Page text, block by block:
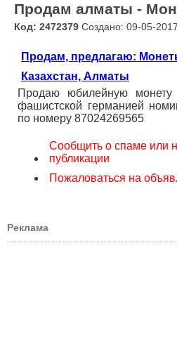
Продам алматы -
Код: 2472379 Создано: 09-05-
Продам, предлагаю:
Казахстан, Алматы
Продаю юбилейную
фашистской германией
по номеру 87024269565
Сообщить о спаме или
публикации
Пожаловаться на
Реклама